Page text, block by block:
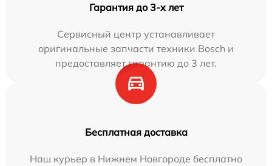
Гарантия до 3-х лет
Сервисный центр устанавливает
оригинальные запчасти техники Bosch и
предоставляет гарантию до 3 лет.
Бесплатная доставка
Наш курьер в Нижнем Новгороде бесплатно